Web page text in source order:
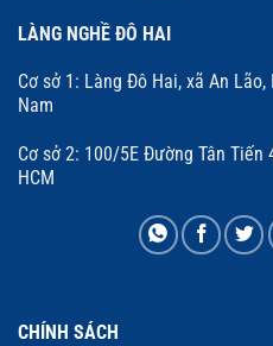
LÀNG NGHỀ ĐÔ HAI
Cơ sở 1: Làng Đô Hai, xã An
Nam
Cơ sở 2: 100/5E Đường Tân Tiến
HCM
CHÍNH SÁCH